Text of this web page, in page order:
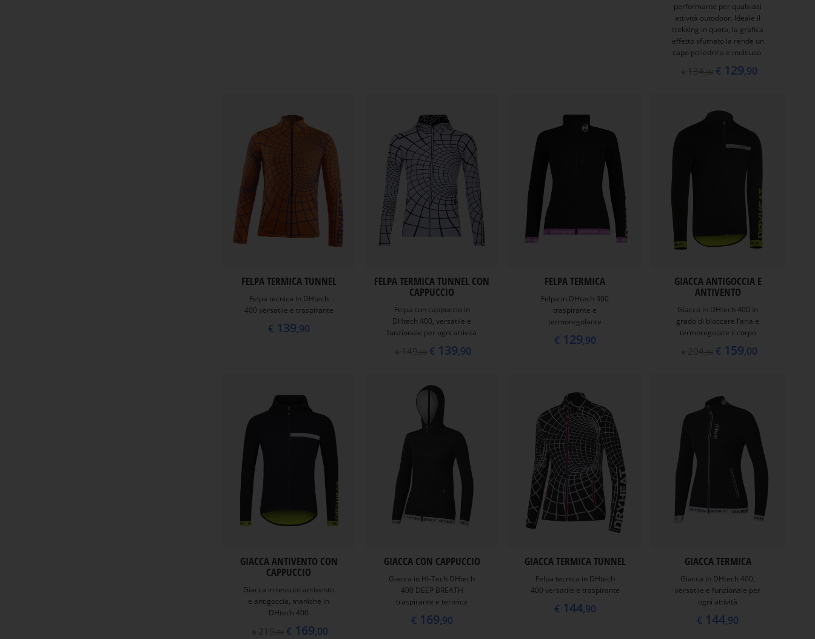
performante per qualsiasi
attività outodoor. Ideale il
trekking in quota, la grafica
effetto sfumato la rende un
capo poliedrica e multiuso.
€129,90
FELPA TERMICA TUNNEL
Felpa tecnica in DHtech
400 versatile e traspirante
€139,90
FELPA TERMICA TUNNEL CON
CAPPUCCIO
Felpa con cappuccio in
DHtech 400, versatile e
funzionale per ogni attività
€ 139,90
FELPA TERMICA
Felpa in DHtech 300
traspirante e
termoregolante
€129,90
GIACCA ANTIGOCCIA E
ANTIVENTO
Giacca in DHtech 400 in
grado di bloccare l’aria e
termoregolare il corpo
€159,00
GIACCA ANTIVENTO CON
CAPPUCCIO
Giacca in tessuto antivento
e antigoccia, maniche in
DHtech 400
€ 169,00
GIACCA CON CAPPUCCIO
Giacca in HI-Tech DHtech
400 DEEP BREATH
traspirante e termica
€169,90
GIACCA TERMICA TUNNEL
Felpa tecnica in DHtech
400 versatile e traspirante
€144,90
GIACCA TERMICA
Giacca in DHtech 400,
versatile e funzionale per
ogni attività
€ 144,90